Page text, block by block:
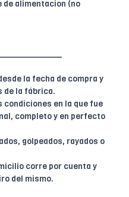
alimentacion (no
la fecha de compra y
de la fábrica.
condiciones en la que fue
completo y en perfecto
golpeados, rayados o
corre por cuenta y
del mismo.